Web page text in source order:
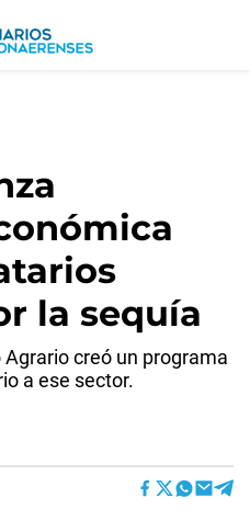
la sequía
creó un programa
a ese sector.